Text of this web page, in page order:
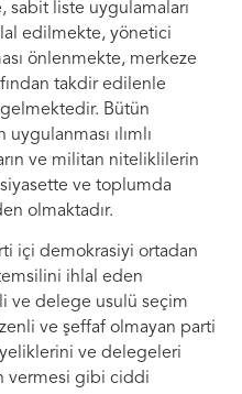
sabit liste uygulamaları
edilmekte, yönetici
önlenmekte, merkeze
takdir edilenle
Bütün
ılımlı
ve militan niteliklilerin
ve toplumda
olmaktadır.
içi demokrasiyi ortadan
ihlal eden
ve delege usulü seçim
ve şeffaf olmayan parti
ve delegeleri
vermesi gibi ciddi